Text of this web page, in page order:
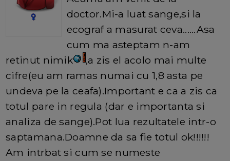
doctor.Mi-a luat sange,si la
ecograf a masurat ceva......Asa
cum ma asteptam n-am
retinut nimik
,a zis el acolo mai multe
cifre(eu am ramas numai cu 1,8 asta pe
undeva pe la ceafa).Important e ca a zis ca
totul pare in regula (dar e importanta si
analiza de sange).Pot lua rezultatele intr-o
saptamana.Doamne da sa fie totul ok!!!!!!
Am intrbat si cum se numeste